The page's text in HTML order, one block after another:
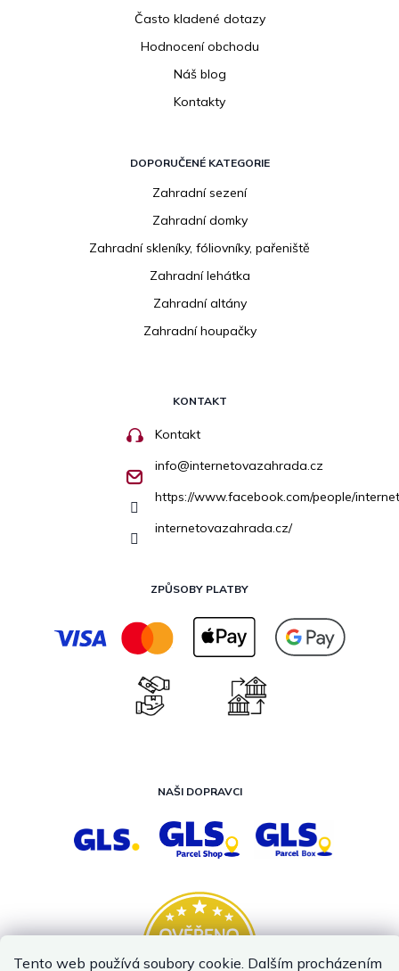
Tento web používá soubory cookie. Dalším procházením
Často kladené dotazy
Hodnocení obchodu
Náš blog
Kontakty
DOPORUČENÉ KATEGORIE
Zahradní sezení
Zahradní domky
Zahradní skleníky, fóliovníky, pařeniště
Zahradní lehátka
Zahradní altány
Zahradní houpačky
KONTAKT
Kontakt
info@internetovazahrada.cz
https://www.facebook.com/people/
internetovazahrada.cz/
ZPŮSOBY PLATBY
NAŠI DOPRAVCI